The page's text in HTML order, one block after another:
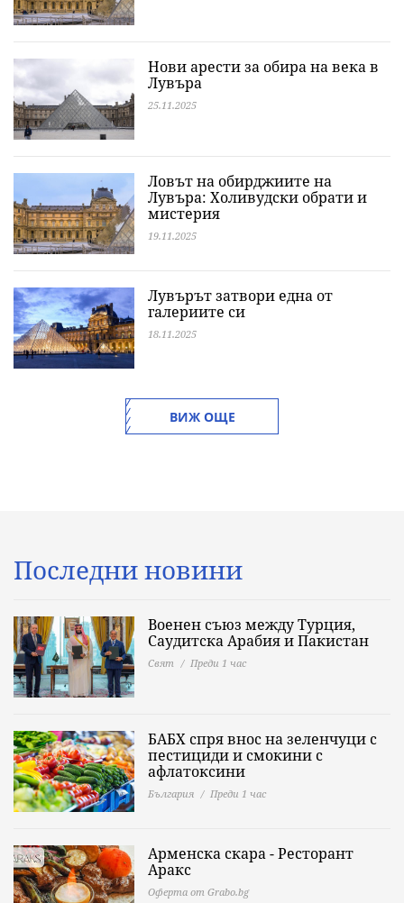
Нови арести за обира на века в
Лувъра
25.11.2025
Ловът на обирджиите на
Лувъра: Холивудски обрати и
мистерия
19.11.2025
Лувърът затвори една от
галериите си
18.11.2025
ВИЖ ОЩЕ
Последни новини
Военен съюз между Турция,
Саудитска Арабия и Пакистан
Свят Преди 1 час
БАБХ спря внос на зеленчуци с
пестициди и смокини с
афлатоксини
България Преди 1 час
Арменска скара - Ресторант
Аракс
Оферта от Grabo.bg